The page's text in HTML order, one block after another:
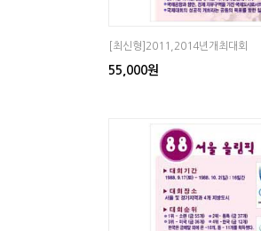
[최신형]2011,2014년개최대회
55,000원